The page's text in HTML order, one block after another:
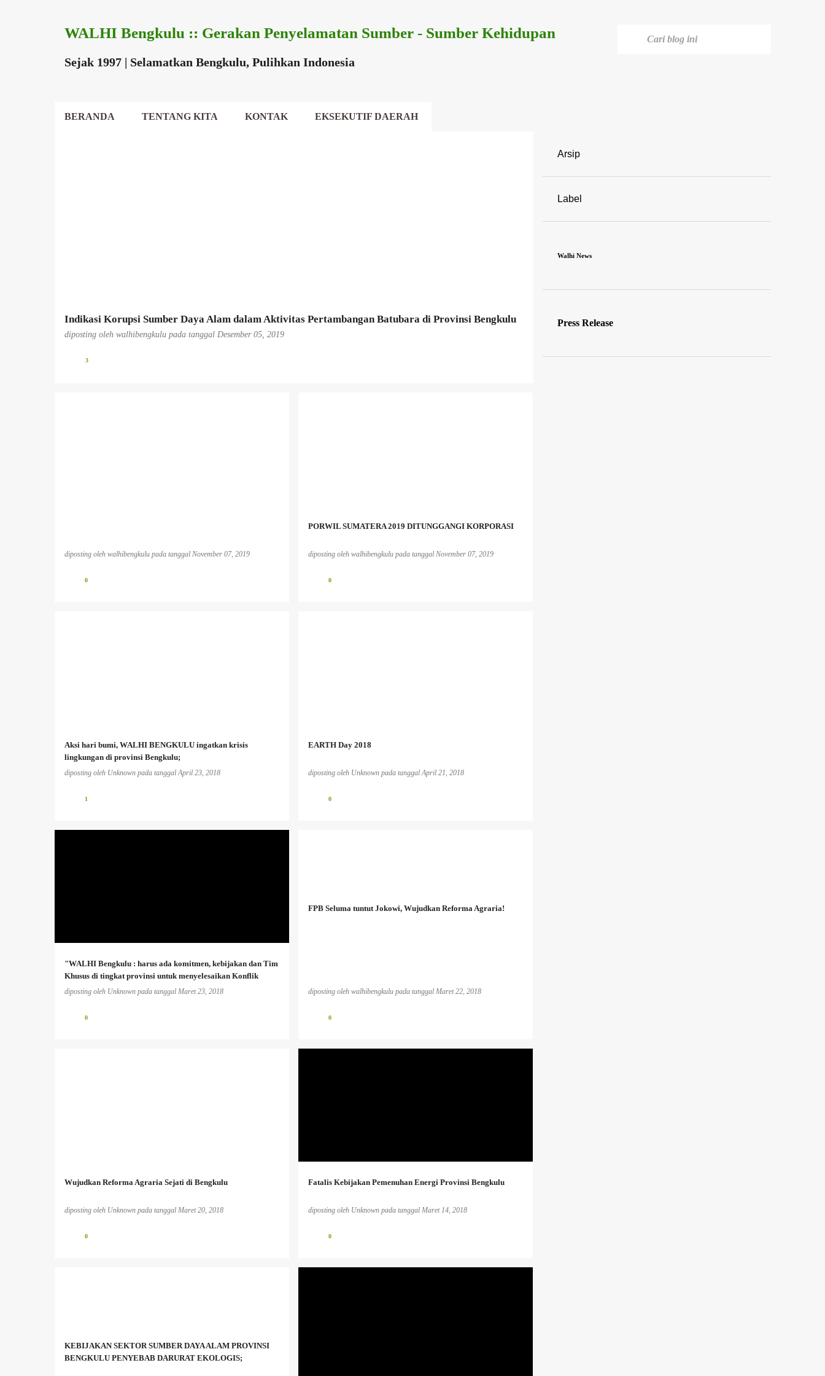
WALHI Bengkulu :: Gerakan Penyelamatan Sumber - Sumber Kehidupan
Sejak 1997 | Selamatkan Bengkulu, Pulihkan Indonesia
BERANDA TENTANG KITA KONTAK EKSEKUTIF DAERAH
Indikasi Korupsi Sumber Daya Alam dalam Aktivitas Pertambangan Batubara di Provinsi Bengkulu
diposting oleh walhibengkulu pada tanggal Desember 05, 2019
3
diposting oleh walhibengkulu pada tanggal November 07, 2019
0
PORWIL SUMATERA 2019 DITUNGGANGI KORPORASI
diposting oleh walhibengkulu pada tanggal November 07, 2019
0
Aksi hari bumi, WALHI BENGKULU ingatkan krisis
lingkungan di provinsi Bengkulu;
diposting oleh Unknown pada tanggalApril 23, 2018
1
EARTH Day 2018
diposting oleh Unknown pada tanggalApril 21, 2018
0
"WALHI Bengkulu : harus ada komitmen, kebijakan dan Tim
Khusus di tingkat provinsi untuk menyelesaikan Konflik
Agraria'
diposting oleh Unknown pada tanggal Maret 23, 2018
0
FPB Seluma tuntut Jokowi, Wujudkan Reforma Agraria!
diposting oleh walhibengkulu pada tanggal Maret 22, 2018
0
Wujudkan Reforma Agraria Sejati di Bengkulu
diposting oleh Unknown pada tanggal Maret 20, 2018
0
Fatalis Kebijakan Pemenuhan Energi Provinsi Bengkulu
diposting oleh Unknown pada tanggal Maret 14, 2018
0
KEBIJAKAN SEKTOR SUMBER DAYA ALAM PROVINSI
BENGKULU PENYEBAB DARURAT EKOLOGIS;
PEREMPUAN DAN LINGKUNGAN HIDUP; PESISIR
Arsip
Label
Walhi News
Press Release